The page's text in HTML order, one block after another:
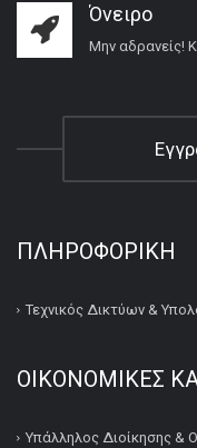
Όνειρο
Μην αδρανείς!
ΠΛΗΡΟΦΟΡΙΚΉ
Τεχνικός Δικτύων &
ΟΙΚΟΝΟΜΙΚΕΣ
Υπάλληλος Διοίκησης &